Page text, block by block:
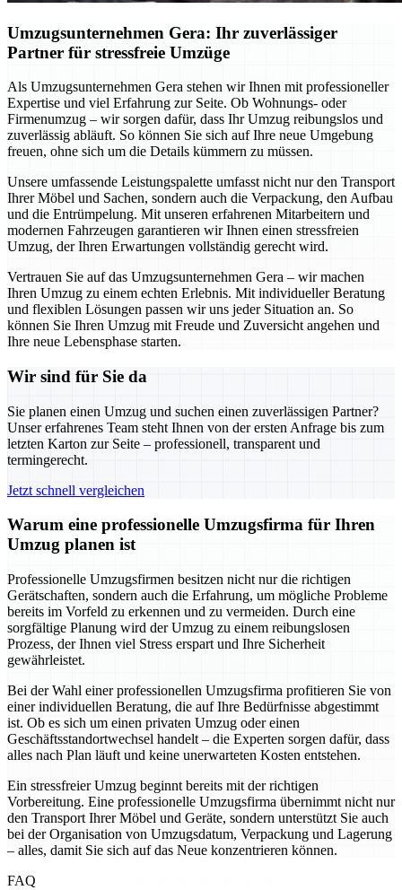
Umzugsunternehmen Gera: Ihr zuverlässiger
Partner für stressfreie Umzüge
Als Umzugsunternehmen Gera stehen wir Ihnen mit professioneller
Expertise und viel Erfahrung zur Seite. Ob Wohnungs- oder
Firmenumzug – wir sorgen dafür, dass Ihr Umzug reibungslos und
zuverlässig abläuft. So können Sie sich auf Ihre neue Umgebung
freuen, ohne sich um die Details kümmern zu müssen.
Unsere umfassende Leistungspalette umfasst nicht nur den Transport
Ihrer Möbel und Sachen, sondern auch die Verpackung, den Aufbau
und die Entrümpelung. Mit unseren erfahrenen Mitarbeitern und
modernen Fahrzeugen garantieren wir Ihnen einen stressfreien
Umzug, der Ihren Erwartungen vollständig gerecht wird.
Vertrauen Sie auf das Umzugsunternehmen Gera – wir machen
Ihren Umzug zu einem echten Erlebnis. Mit individueller Beratung
und flexiblen Lösungen passen wir uns jeder Situation an. So
können Sie Ihren Umzug mit Freude und Zuversicht angehen und
Ihre neue Lebensphase starten.
Wir sind für Sie da
Sie planen einen Umzug und suchen einen zuverlässigen Partner?
Unser erfahrenes Team steht Ihnen von der ersten Anfrage bis zum
letzten Karton zur Seite – professionell, transparent und
termingerecht.
Jetzt schnell vergleichen
Warum eine professionelle Umzugsfirma für Ihren
Umzug planen ist
Professionelle Umzugsfirmen besitzen nicht nur die richtigen
Gerätschaften, sondern auch die Erfahrung, um mögliche Probleme
bereits im Vorfeld zu erkennen und zu vermeiden. Durch eine
sorgfältige Planung wird der Umzug zu einem reibungslosen
Prozess, der Ihnen viel Stress erspart und Ihre Sicherheit
gewährleistet.
Bei der Wahl einer professionellen Umzugsfirma profitieren Sie von
einer individuellen Beratung, die auf Ihre Bedürfnisse abgestimmt
ist. Ob es sich um einen privaten Umzug oder einen
Geschäftsstandortwechsel handelt – die Experten sorgen dafür, dass
alles nach Plan läuft und keine unerwarteten Kosten entstehen.
Ein stressfreier Umzug beginnt bereits mit der richtigen
Vorbereitung. Eine professionelle Umzugsfirma übernimmt nicht nur
den Transport Ihrer Möbel und Geräte, sondern unterstützt Sie auch
bei der Organisation von Umzugsdatum, Verpackung und Lagerung
– alles, damit Sie sich auf das Neue konzentrieren können.
FAQ